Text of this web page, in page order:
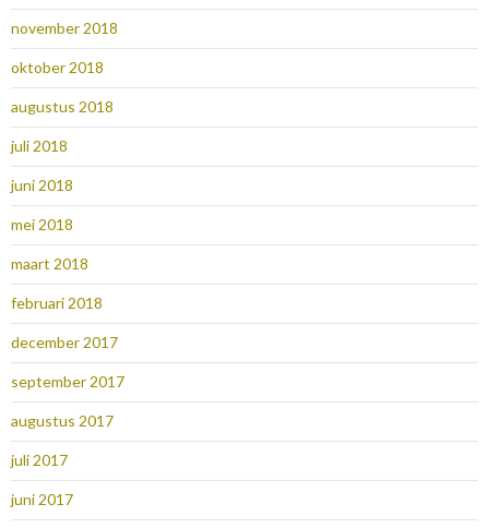
november 2018
oktober 2018
augustus 2018
juli 2018
juni 2018
mei 2018
maart 2018
februari 2018
december 2017
september 2017
augustus 2017
juli 2017
juni 2017